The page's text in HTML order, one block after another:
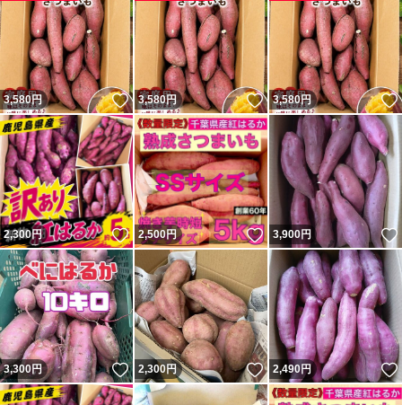
3,580円 いいね！
3,580円 いいね！
3,580円
2,300円 いいね！
2,500円 いいね！
3,900円
3,300円 いいね！
2,300円 いいね！
2,490円